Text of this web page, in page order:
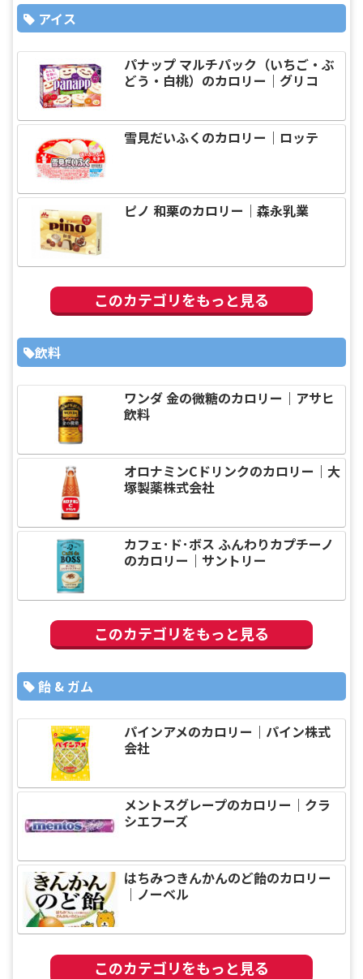
アイス
パナップ マルチパック（いちご・ぶ
どう・白桃）のカロリー｜グリコ
雪見だいふくのカロリー｜ロッテ
ピノ 和栗のカロリー｜森永乳業
このカテゴリをもっと見る
飲料
ワンダ 金の微糖のカロリー｜アサヒ
飲料
オロナミンCドリンクのカロリー｜大
塚製薬株式会社
カフェ･ド･ボス ふんわりカプチーノ
のカロリー｜サントリー
このカテゴリをもっと見る
飴 & ガム
パインアメのカロリー｜パイン株式
会社
メントスグレープのカロリー｜クラ
シエフーズ
はちみつきんかんのど飴のカロリー
｜ノーベル
このカテゴリをもっと見る